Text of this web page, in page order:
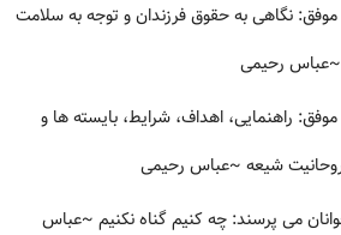
موفق: نگاهی به حقوق فرزندان و توجه به سلامت
~عباس رحیمی
راهنمایی، اهداف، شرایط، بایسته ها و
شیعه ~عباس رحیمی
می پرسند: چه کنیم گناه نکنیم ~عباس